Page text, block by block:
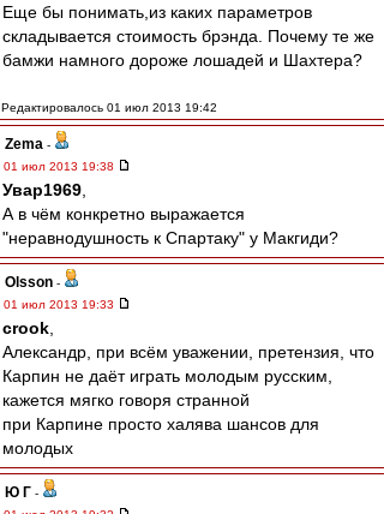
Еще бы понимать,из каких параметров
складывается стоимость брэнда. Почему те же
бамжи намного дороже лошадей и Шахтера?
Редактировалось 01 июл 2013 19:42
Zema -
01 июл 2013 19:38
Увар1969
А в чём конкретно выражается
"неравнодушность к Спартаку" у Макгиди?
Olsson -
01 июл 2013 19:33
crook
Александр, при всём уважении, претензия, что
Карпин не даёт играть молодым русским,
кажется мягко говоря странной
при Карпине просто халява шансов для
молодых
Ю Г -